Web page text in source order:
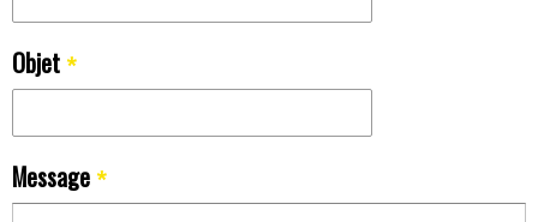
Objet *
Message *